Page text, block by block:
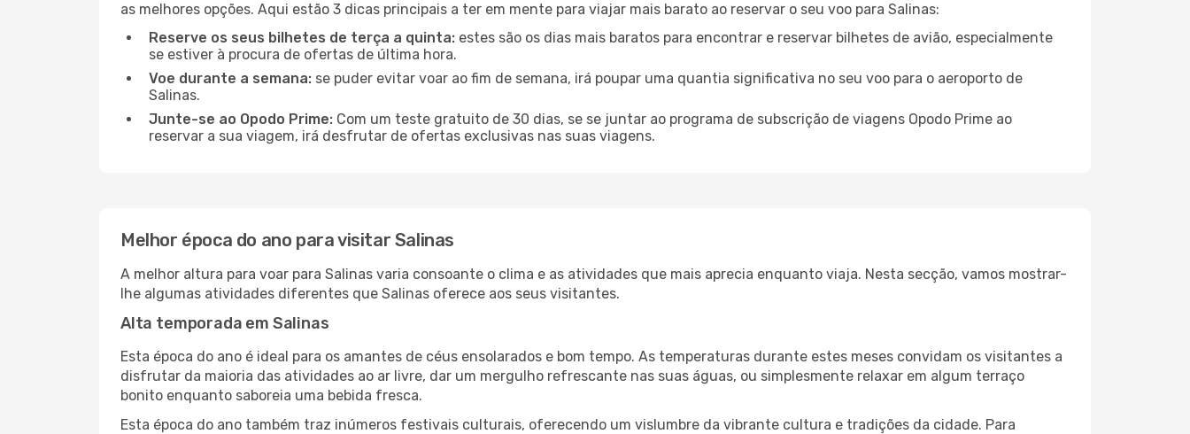
as melhores opções. Aqui estão 3 dicas principais a ter em mente para viajar mais barato ao reservar o seu voo para Salinas:
Reserve os seus bilhetes de terça a quinta: estes são os dias mais baratos para encontrar e reservar bilhetes de avião, especialmente
se estiver à procura de ofertas de última hora.
Voe durante a semana: se puder evitar voar ao fim de semana, irá poupar uma quantia significativa no seu voo para o aeroporto de
Salinas.
Junte-se ao Opodo Prime: Com um teste gratuito de 30 dias, se se juntar ao programa de subscrição de viagens Opodo Prime ao
reservar a sua viagem, irá desfrutar de ofertas exclusivas nas suas viagens.
Melhor época do ano para visitar Salinas
A melhor altura para voar para Salinas varia consoante o clima e as atividades que mais aprecia enquanto viaja. Nesta secção, vamos mostrar-
lhe algumas atividades diferentes que Salinas oferece aos seus visitantes.
Alta temporada em Salinas
Esta época do ano é ideal para os amantes de céus ensolarados e bom tempo. As temperaturas durante estes meses convidam os visitantes a
disfrutar da maioria das atividades ao ar livre, dar um mergulho refrescante nas suas águas, ou simplesmente relaxar em algum terraço
bonito enquanto saboreia uma bebida fresca.
Esta época do ano também traz inúmeros festivais culturais, oferecendo um vislumbre da vibrante cultura e tradições da cidade. Para